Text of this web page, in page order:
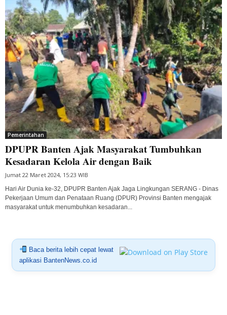
Pemerintahan
DPUPR Banten Ajak Masyarakat Tumbuhkan
Kesadaran Kelola Air dengan Baik
Jumat 22 Maret 2024, 15:23 WIB
Hari Air Dunia ke-32, DPUPR Banten Ajak Jaga Lingkungan SERANG - Dinas
Pekerjaan Umum dan Penataan Ruang (DPUR) Provinsi Banten mengajak
masyarakat untuk menumbuhkan kesadaran...
Baca berita lebih cepat lewat
aplikasi BantenNews.co.id